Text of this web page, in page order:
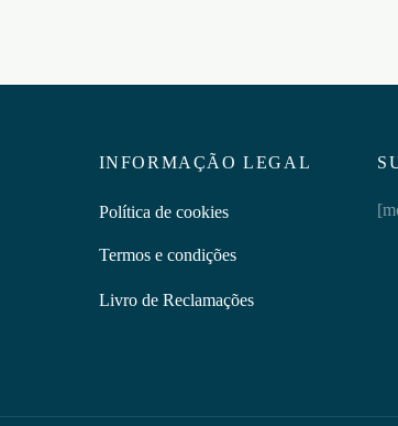
INFORMAÇÃO LEGAL
Política de cookies
Termos e condições
Livro de Reclamações